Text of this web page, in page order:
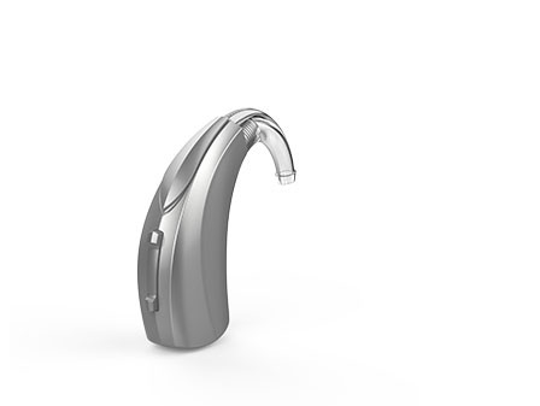
Signia Pure BCT IX
Audio Service R LI 7
HoortoestelbatterijenWidex filtersFilters
Onderhoudsartikelen
Signia Active Mini IX - Oplaadbaar
De Signia Active Mini IX is het nieuwste hoortoestel van Signia.